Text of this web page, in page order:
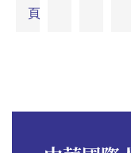
頁